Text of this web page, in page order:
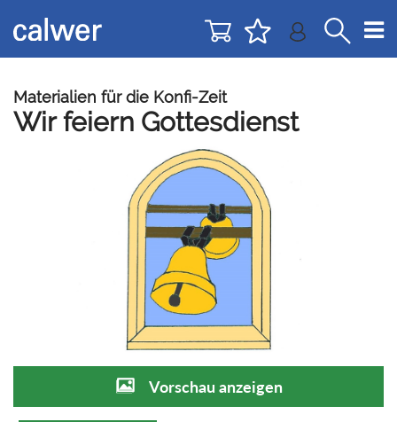
zur
Navigation
zum
Inhalt
Materialien für die Konfi-Zeit
Wir feiern Gottesdienst
Vorschau anzeigen